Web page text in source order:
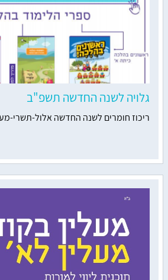
גלויה לשנה החדשה תשפ"ב
ריכוז חומרים לשנה החדשה אלול-תשרי-